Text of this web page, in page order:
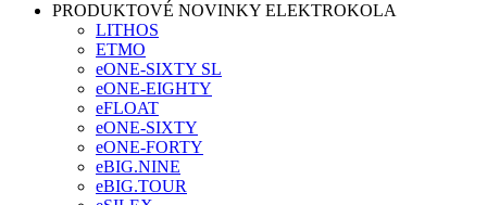
PRODUKTOVÉ NOVINKY ELEKTROKOLA
LITHOS
ETMO
eONE-SIXTY SL
eONE-EIGHTY
eFLOAT
eONE-SIXTY
eONE-FORTY
eBIG.NINE
eBIG.TOUR